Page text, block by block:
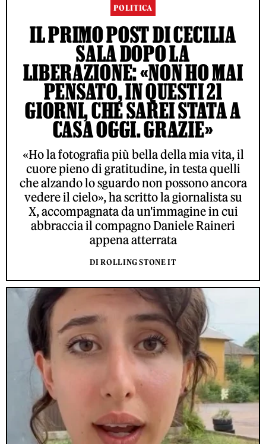
POLITICA
IL PRIMO POST DI CECILIA
SALA DOPO LA
LIBERAZIONE: «NON HO MAI
PENSATO, IN QUESTI 21
GIORNI, CHE SAREI STATA A
CASA OGGI. GRAZIE»
«Ho la fotografia più bella della mia vita, il
cuore pieno di gratitudine, in testa quelli
che alzando lo sguardo non possono ancora
vedere il cielo», ha scritto la giornalista su
X, accompagnata da un'immagine in cui
abbraccia il compagno Daniele Raineri
appena atterrata
DI ROLLING STONE IT